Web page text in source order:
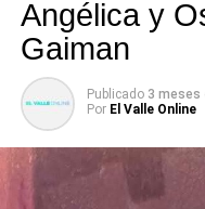
Angélica y
Gaiman
Publicado 3 meses
Por El Valle Online